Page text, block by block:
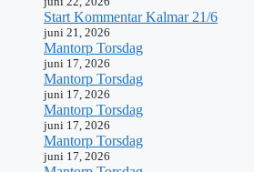
Start Kommentar Kalmar 21/6
juni 21, 2026
Mantorp Torsdag
juni 17, 2026
Mantorp Torsdag
juni 17, 2026
Mantorp Torsdag
juni 17, 2026
Mantorp Torsdag
juni 17, 2026